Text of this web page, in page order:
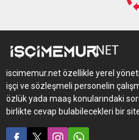
iscimemur.net özellikle yerel
işçi ve sözleşmeli personelin
özlük yada maaş konularındaki
birlikte cevap bulabilecekleri bir